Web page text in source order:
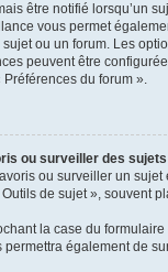
être notifié lorsqu’un
vous permet
ou un forum. Les
peuvent être
Préférences du forum ».
ou surveiller des
ou surveiller un sujet
de sujet », souvent
la case du formulaire
permettra également de